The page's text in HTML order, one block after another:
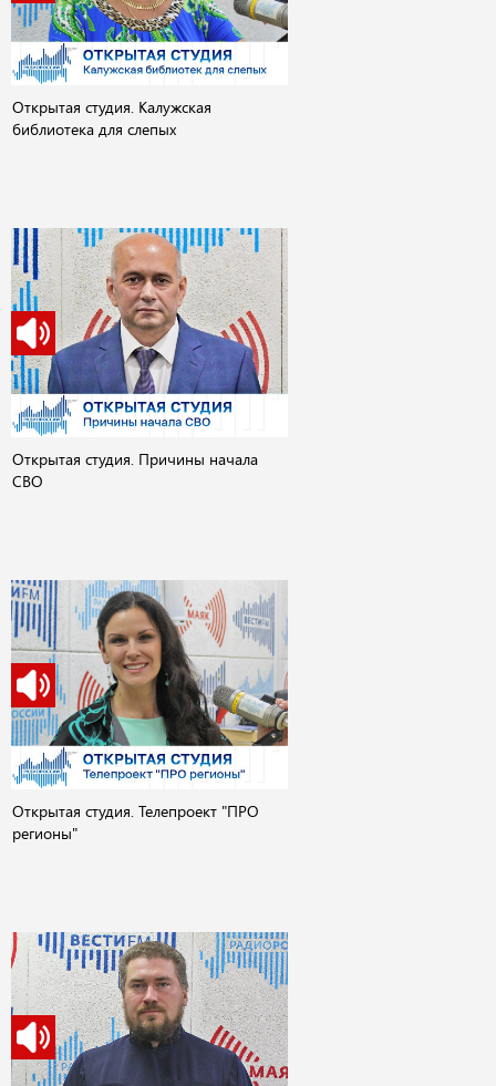
Открытая студия. Калужская
библиотека для слепых
Открытая студия. Причины начала
СВО
Открытая студия. Телепроект "ПРО
регионы"